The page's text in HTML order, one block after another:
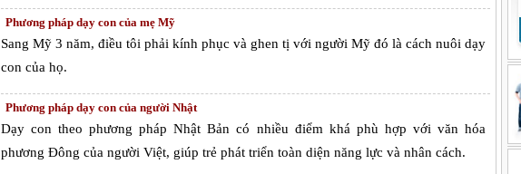
Phương pháp dạy con của mẹ Mỹ
Sang Mỹ 3 năm, điều tôi phải kính phục và ghen tị với người Mỹ đó là cách nuôi dạy
con của họ.
Phương pháp dạy con của người Nhật
Dạy con theo phương pháp Nhật Bản có nhiều điểm khá phù hợp với văn hóa
phương Đông của người Việt, giúp trẻ phát triển toàn diện năng lực và nhân cách.